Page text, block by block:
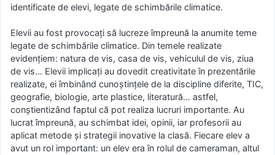
identificate de elevi, legate de schimbările climatice.
Elevii au fost provocați să lucreze împreună la anumite teme
legate de schimbările climatice. Din temele realizate
evidențiem: natura de vis, casa de vis, vehiculul de vis, ziua
de vis… Elevii implicați au dovedit creativitate în prezentările
realizate, ei îmbinând cunoștințele de la discipline diferite, TIC,
geografie, biologie, arte plastice, literatură… astfel,
conștientizând faptul că pot realiza lucruri importante. Au
lucrat împreună, au schimbat idei, opinii, iar profesorii au
aplicat metode și strategii inovative la clasă. Fiecare elev a
avut un rol important: un elev era în rolul de cameraman, altul